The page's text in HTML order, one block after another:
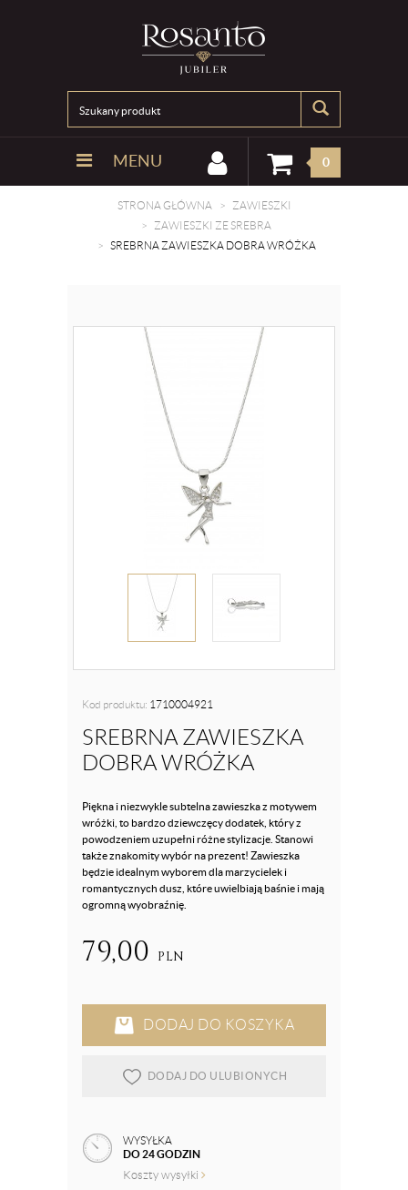
MENU 0
STRONA GŁÓWNA
ZAWIESZKI
ZAWIESZKI ZE SREBRA
SREBRNA ZAWIESZKA DOBRA WRÓŻKA
Kod produktu: 1710004921
SREBRNA ZAWIESZKA
DOBRA WRÓŻKA
Piękna i niezwykle subtelna zawieszka z motywem
wróżki, to bardzo dziewczęcy dodatek, który z
powodzeniem uzupełni różne stylizacje. Stanowi
także znakomity wybór na prezent! Zawieszka
będzie idealnym wyborem dla marzycielek i
romantycznych dusz, które uwielbiają baśnie i mają
ogromną wyobraźnię.
79,00 PLN
DODAJ DO KOSZYKA
DODAJ DO ULUBIONYCH
WYSYŁKA
DO 24 GODZIN
Koszty wysyłki